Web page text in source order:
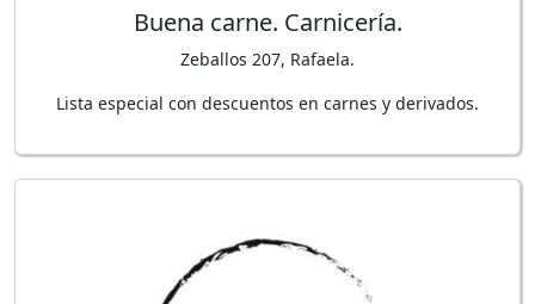
Buena carne. Carnicería.
Zeballos 207, Rafaela.
Lista especial con descuentos en carnes y derivados.